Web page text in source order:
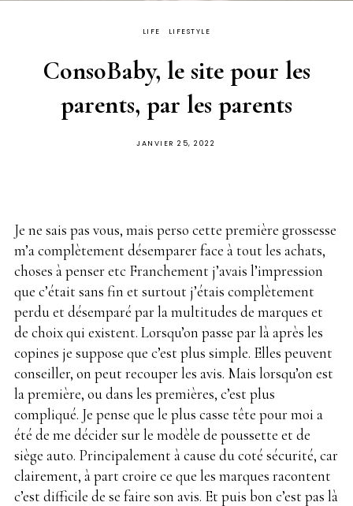
LIFE LIFESTYLE
ConsoBaby, le site pour les
parents, par les parents
PUBLIÉ
JANVIER 25, 2022
Je ne sais pas vous, mais perso cette première grossesse
m’a complètement désemparer face à tout les achats,
choses à penser etc Franchement j’avais l’impression
que c’était sans fin et surtout j’étais complètement
perdu et désemparé par la multitudes de marques et
de choix qui existent. Lorsqu’on passe par là après les
copines je suppose que c’est plus simple. Elles peuvent
conseiller, on peut recouper les avis. Mais lorsqu’on est
la première, ou dans les premières, c’est plus
compliqué. Je pense que le plus casse tête pour moi a
été de me décider sur le modèle de poussette et de
siège auto. Principalement à cause du coté sécurité, car
clairement, à part croire ce que les marques racontent
c’est difficile de se faire son avis. Et puis bon c’est pas là